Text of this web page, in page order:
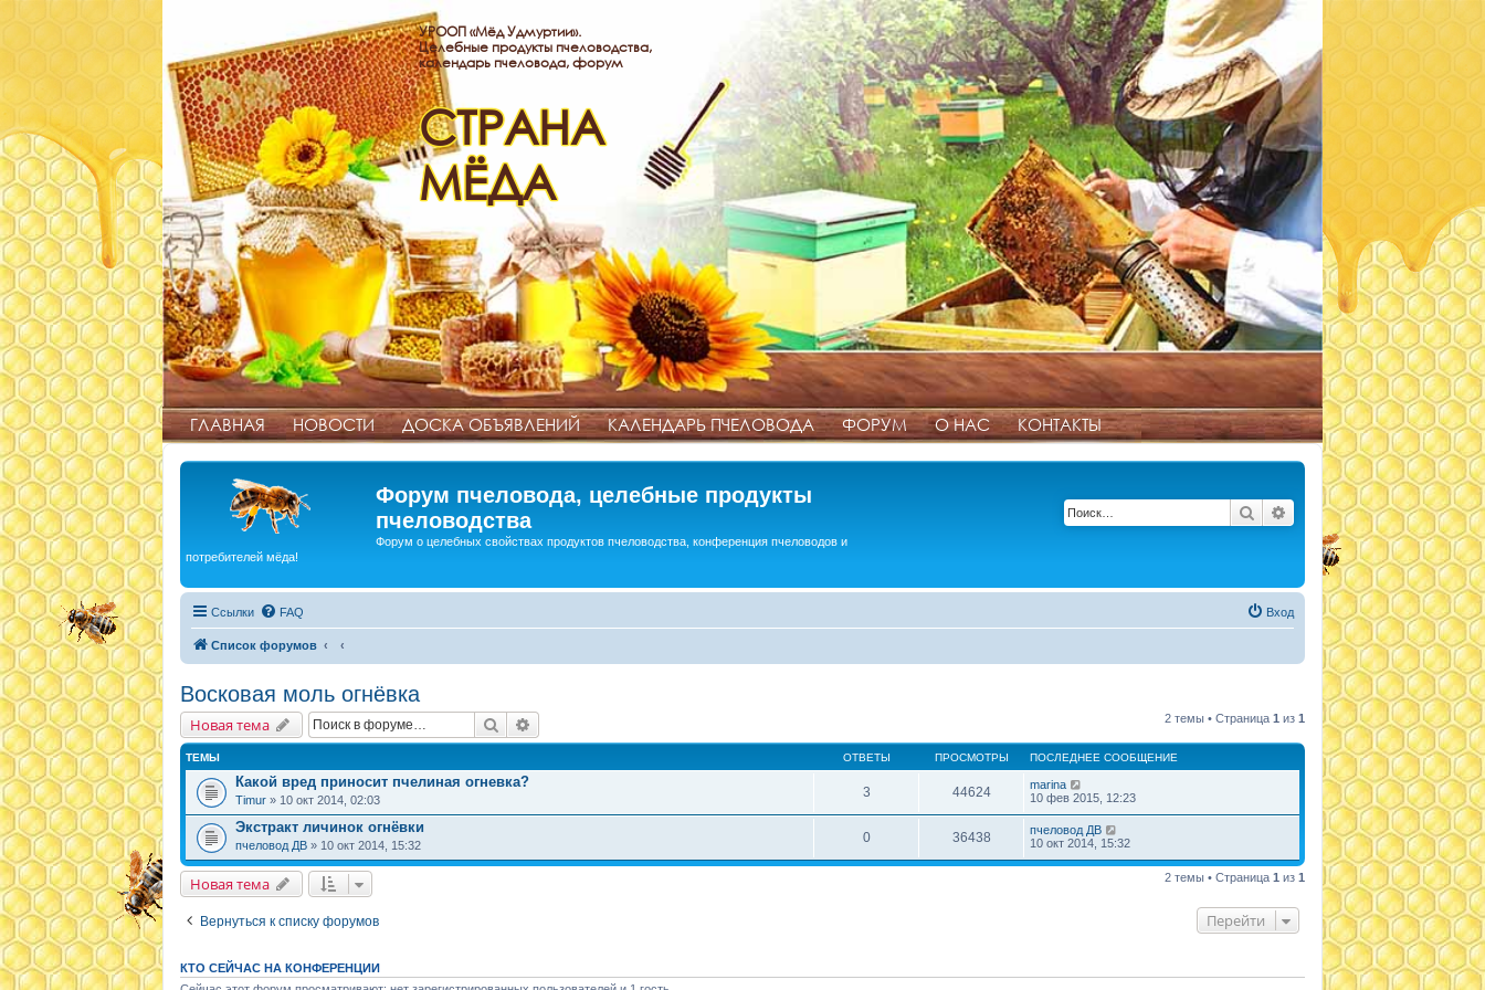
УРООП «Мёд Удмуртии».
Целебные продукты пчеловодства,
календарь пчеловода, форум
СТРАНА
МЁДА
ГЛАВНАЯ НОВОСТИ ДОСКА ОБЪЯВЛЕНИЙ КАЛЕНДАРЬ ПЧЕЛОВОДА ФОРУМ О НАС КОНТАКТЫ
Форум пчеловода, целебные продукты
пчеловодства
Форум о целебных свойствах продуктов пчеловодства, конференция пчеловодов и
потребителей мёда!
Поиск Расширенный поиск
Ссылки FAQ Вход
Список форумов
Восковая моль огнёвка
Новая тема Поиск 2 темы • Страница 1 из 1
ТЕМЫ ОТВЕТЫ ПРОСМОТРЫ ПОСЛЕДНЕЕ СООБЩЕНИЕ
Какой вред приносит пчелиная огневка?
Timur » 10 окт 2014, 02:03
3 44624
marina
10 фев 2015, 12:23
Экстракт личинок огнёвки
пчеловод ДВ » 10 окт 2014, 15:32
0 36438
пчеловод ДВ
10 окт 2014, 15:32
Новая тема 2 темы • Страница 1 из 1
Вернуться к списку форумов Перейти
КТО СЕЙЧАС НА КОНФЕРЕНЦИИ